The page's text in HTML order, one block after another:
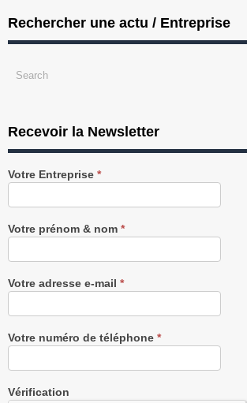
Rechercher une actu / Entreprise
Recevoir la Newsletter
Recevez
notre
gratuitement
Votre Entreprise *
Votre prénom & nom *
Votre adresse e-mail *
Votre numéro de téléphone *
Vérification